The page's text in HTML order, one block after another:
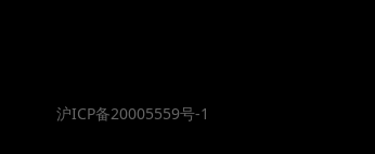
沪ICP备20005559号-1